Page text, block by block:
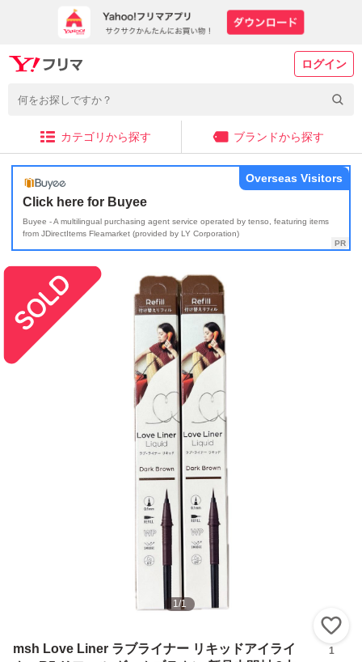
ログイン
カテゴリから探す ブランドから探す
Click here for Buyee
Buyee - A multilingual purchasing agent service operated by tenso, featuring items
from JDirectItems Fleamarket (provided by LY Corporation)
Overseas Visitors
1/1
msh Love Liner ラブライナー リキッドアイライ
1